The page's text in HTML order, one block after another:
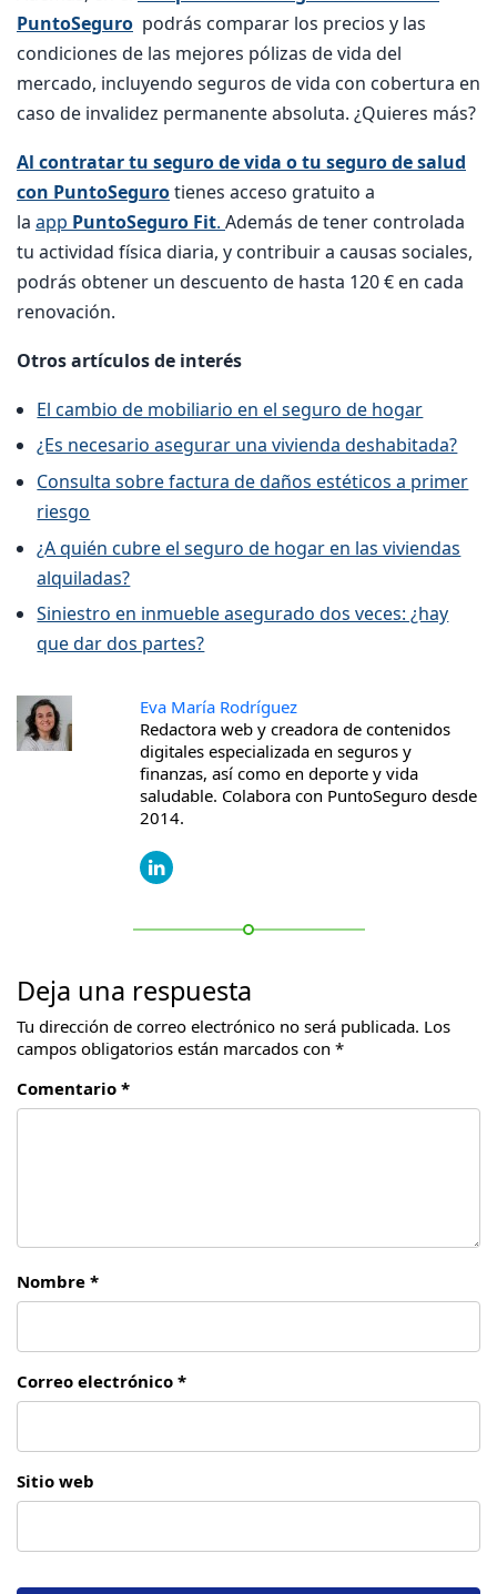
PuntoSeguro podrás comparar los precios y las
condiciones de las mejores pólizas de vida del
mercado, incluyendo seguros de vida con cobertura en
caso de invalidez permanente absoluta. ¿Quieres más?
Al contratar tu seguro de vida o tu seguro de salud
con PuntoSegurotienes acceso gratuito a
la app PuntoSeguro Fit. Además de tener controlada
tu actividad física diaria, y contribuir a causas sociales,
podrás obtener un descuento de hasta 120 € en cada
renovación.
Otros artículos de interés
El cambio de mobiliario en el seguro de hogar
¿Es necesario asegurar una vivienda deshabitada?
Consulta sobre factura de daños estéticos a primer
riesgo
¿A quién cubre el seguro de hogar en las viviendas
alquiladas?
Siniestro en inmueble asegurado dos veces: ¿hay
que dar dos partes?
Eva María Rodríguez
Redactora web y creadora de contenidos
digitales especializada en seguros y
finanzas, así como en deporte y vida
saludable. Colabora con PuntoSeguro desde
2014.
Deja una respuesta
Tu dirección de correo electrónico no será publicada. Los
campos obligatorios están marcados con *
Comentario *
Nombre *
Correo electrónico *
Sitio web